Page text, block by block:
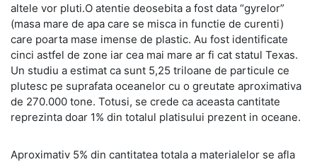
altele vor pluti.O atentie deosebita a fost data “gyrelor”
(masa mare de apa care se misca in functie de curenti)
care poarta mase imense de plastic. Au fost identificate
cinci astfel de zone iar cea mai mare ar fi cat statul Texas.
Un studiu a estimat ca sunt 5,25 triloane de particule ce
plutesc pe suprafata oceanelor cu o greutate aproximativa
de 270.000 tone. Totusi, se crede ca aceasta cantitate
reprezinta doar 1% din totalul platisului prezent in oceane.
Aproximativ 5% din cantitatea totala a materialelor se afla